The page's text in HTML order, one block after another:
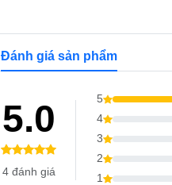
Đánh giá sản phẩm
5.0
4 đánh giá
5
4
3
2
1